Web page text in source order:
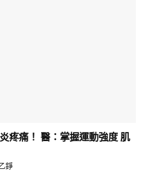
疼痛！ 醫：掌握運動強度 肌
錚